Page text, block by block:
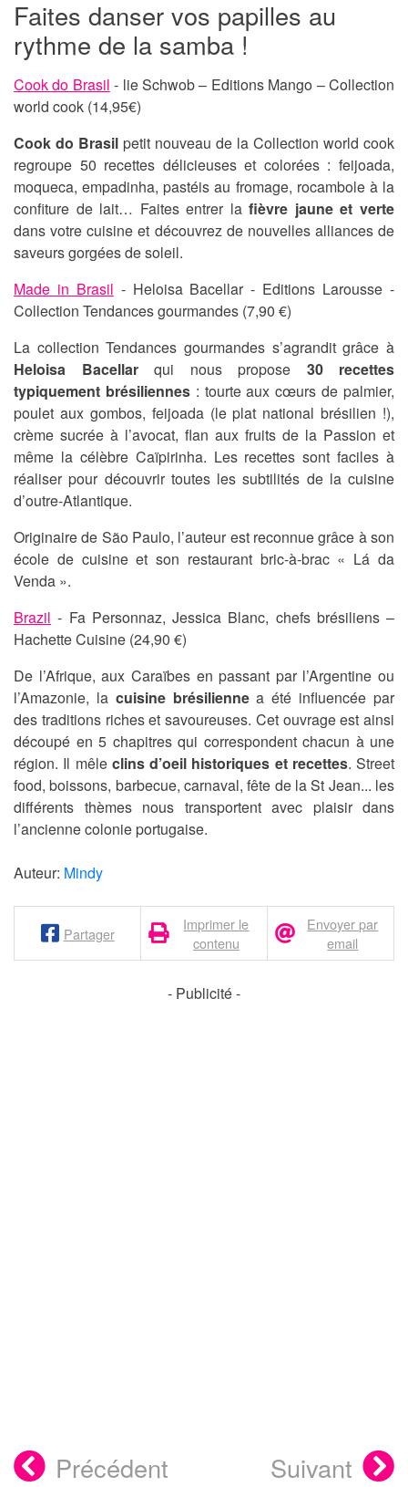
Faites danser vos papilles au
rythme de la samba !
Cook do Brasil - lie Schwob – Editions Mango – Collection
world cook (14,95€)
Cook do Brasil petit nouveau de la Collection world cook
regroupe 50 recettes délicieuses et colorées : feijoada,
moqueca, empadinha, pastéis au fromage, rocambole à la
confiture de lait… Faites entrer lafièvre jaune et verte
dans votre cuisine et découvrez de nouvelles alliances de
saveurs gorgées de soleil.
Made in Brasil - Heloisa Bacellar - Editions Larousse -
Collection Tendances gourmandes (7,90 €)
La collection Tendances gourmandes s’agrandit grâce à
Heloisa Bacellarqui nous propose 30 recettes
typiquement brésiliennes: tourte aux cœurs de palmier,
poulet aux gombos, feijoada (le plat national brésilien !),
crème sucrée à l’avocat, flan aux fruits de la Passion et
même la célèbre Caïpirinha. Les recettes sont faciles à
réaliser pour découvrir toutes les subtilités de la cuisine
d’outre-Atlantique.
Originaire de São Paulo, l’auteur est reconnue grâce à son
école de cuisine et son restaurant bric-à-brac « Lá da
Venda ».
Brazil - Fa Personnaz, Jessica Blanc, chefs brésiliens –
Hachette Cuisine (24,90 €)
De l’Afrique, aux Caraïbes en passant par l’Argentine ou
l’Amazonie, la cuisine brésiliennea été influencée par
des traditions riches et savoureuses. Cet ouvrage est ainsi
découpé en 5 chapitres qui correspondent chacun à une
région. Il mêle clins d’oeil historiques et recettes. Street
food, boissons, barbecue, carnaval, fête de la St Jean... les
différents thèmes nous transportent avec plaisir dans
l’ancienne colonie portugaise.
Auteur: Mindy
Partager
Imprimer le
contenu
Envoyer par
email
- Publicité -
Précédent Suivant